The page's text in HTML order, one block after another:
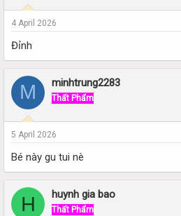
4 April 2026
Đỉnh
M minhtrung2283
Thất Phẩm
5 April 2026
Bé này gu tui nè
H huynh gia bao
Thất Phẩm